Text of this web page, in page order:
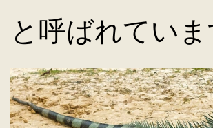
と呼ばれていま